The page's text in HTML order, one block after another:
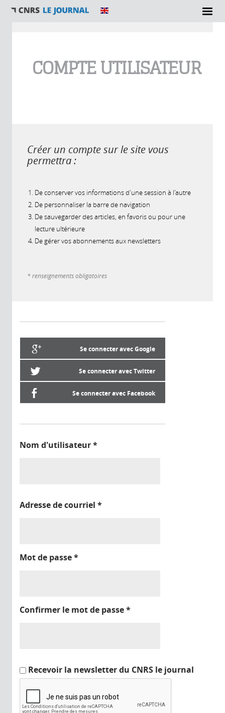
COMPTE UTILISATEUR
Créer un compte sur le site vous
permettra :
De conserver vos informations d'une session à l'autre
De personnaliser la barre de navigation
De sauvegarder des articles, en favoris ou pour une
lecture ultérieure
De gérer vos abonnements aux newsletters
* renseignements obligatoires
Se connecter avec Google
Se connecter avec Twitter
Se connecter avec Facebook
Nom d'utilisateur*
Adresse de courriel *
Mot de passe*
Confirmer le mot de passe*
Recevoir la newsletter du CNRS le journal